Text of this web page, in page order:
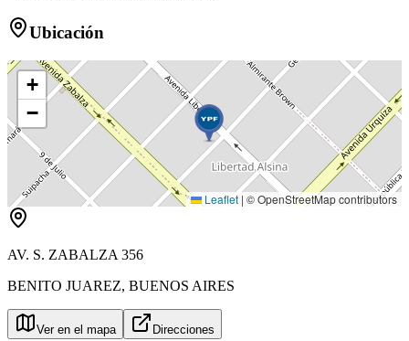
Ubicación
+
−
Leaflet | © OpenStreetMap contributors
AV. S. ZABALZA 356
BENITO JUAREZ, BUENOS AIRES
Ver en el mapa Direcciones